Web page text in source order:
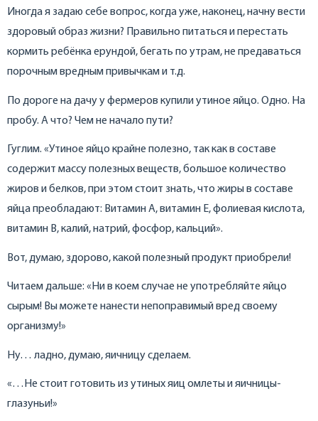
Иногда я задаю себе вопрос, когда уже, наконец, начну вести
здоровый образ жизни? Правильно питаться и перестать
кормить ребёнка ерундой, бегать по утрам, не предаваться
порочным вредным привычкам и т.д.
По дороге на дачу у фермеров купили утиное яйцо. Одно. На
пробу. А что? Чем не начало пути?
Гуглим. «Утиное яйцо крайне полезно, так как в составе
содержит массу полезных веществ, большое количество
жиров и белков, при этом стоит знать, что жиры в составе
яйца преобладают: Витамин А, витамин Е, фолиевая кислота,
витамин В, калий, натрий, фосфор, кальций».
Вот, думаю, здорово, какой полезный продукт приобрели!
Читаем дальше: «Ни в коем случае не употребляйте яйцо
сырым! Вы можете нанести непоправимый вред своему
организму!»
Ну… ладно, думаю, яичницу сделаем.
«…Не стоит готовить из утиных яиц омлеты и яичницы-
глазуньи!»